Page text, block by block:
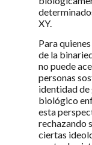
XY.
Para
de la
no puede
personas
identidad de
biológico
esta
rechazando
ciertas